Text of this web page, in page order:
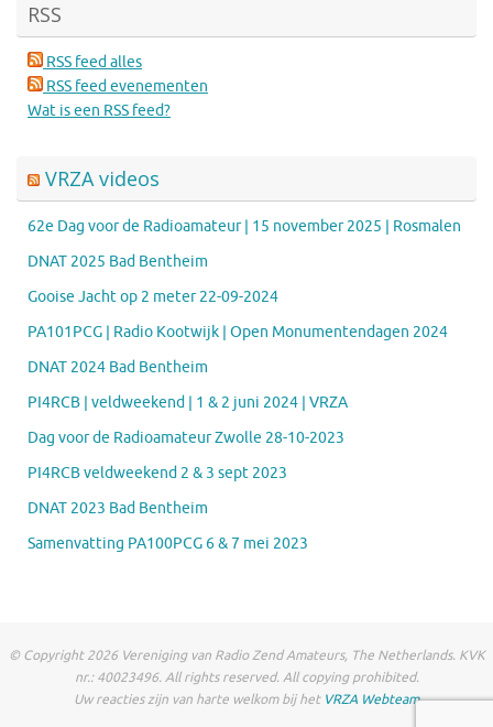
RSS
RSS feed alles
RSS feed evenementen
Wat is een RSS feed?
VRZA videos
62e Dag voor de Radioamateur | 15 november 2025 | Rosmalen
DNAT 2025 Bad Bentheim
Gooise Jacht op 2 meter 22-09-2024
PA101PCG | Radio Kootwijk | Open Monumentendagen 2024
DNAT 2024 Bad Bentheim
PI4RCB | veldweekend | 1 & 2 juni 2024 | VRZA
Dag voor de Radioamateur Zwolle 28-10-2023
PI4RCB veldweekend 2 & 3 sept 2023
DNAT 2023 Bad Bentheim
Samenvatting PA100PCG 6 & 7 mei 2023
© Copyright 2026 Vereniging van Radio Zend Amateurs, The Netherlands. KVK
nr.: 40023496. All rights reserved. All copying prohibited.
Uw reacties zijn van harte welkom bij het VRZA Webteam